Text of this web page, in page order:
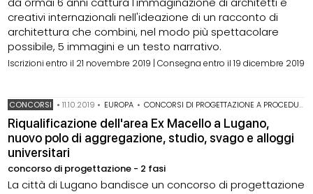
creativi internazionali nell'ideazione di un racconto di
architettura che combini, nel modo più spettacolare
possibile, 5 immagini e un testo narrativo.
Iscrizioni entro il 21 novembre 2019 | Consegna entro il 19 dicembre 2019
CONCORSI •11.10.2019 • EUROPA • CONCORSI DI PROGETTAZIONE A PROCEDURA APERTA
Riqualificazione dell'area Ex Macello a Lugano,
nuovo polo di aggregazione, studio, svago e alloggi
universitari
concorso di progettazione - 2 fasi
La città di Lugano bandisce un concorso di progettazione